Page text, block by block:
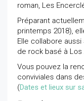
roman, Les
Préparant
printemps 2018),
Elle collabore
de rock basé à Los
Vous pouvez la
conviviales dans
(Dates et lieux sur